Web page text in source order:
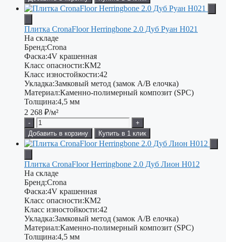
Плитка CronaFloor Herringbone 2.0 Дуб Руан H021
На складе
Бренд:Crona
Фаска:4V крашенная
Класс опасности:КМ2
Класс изностойкости:42
Укладка:Замковый метод (замок А/В елочка)
Материал:Каменно-полимерный композит (SPC)
Толщина:4,5 мм
2 268 ₽/м²
-
+
Добавить в корзину
Купить в 1 клик
Плитка CronaFloor Herringbone 2.0 Дуб Лион H012
На складе
Бренд:Crona
Фаска:4V крашенная
Класс опасности:КМ2
Класс изностойкости:42
Укладка:Замковый метод (замок А/В елочка)
Материал:Каменно-полимерный композит (SPC)
Толщина:4,5 мм